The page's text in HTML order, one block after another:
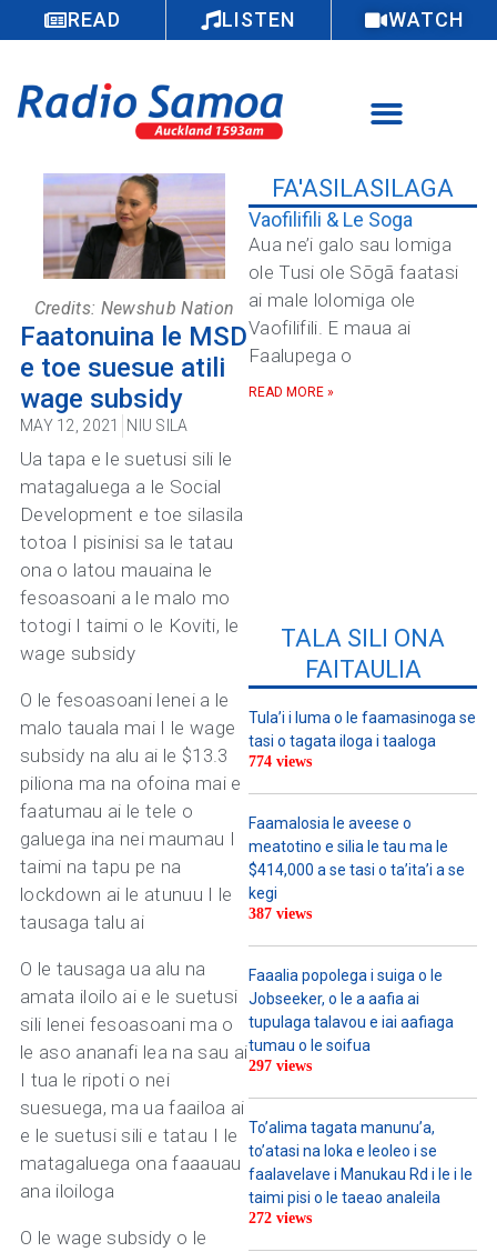
READ LISTEN WATCH
Credits: Newshub Nation
Faatonuina le MSD
e toe suesue atili
wage subsidy
MAY 12, 2021 NIU SILA
Ua tapa e le suetusi sili le
matagaluega a le Social
Development e toe silasila
totoa I pisinisi sa le tatau
ona o latou mauaina le
fesoasoani a le malo mo
totogi I taimi o le Koviti, le
wage subsidy
O le fesoasoani lenei a le
malo tauala mai I le wage
subsidy na alu ai le $13.3
piliona ma na ofoina mai e
faatumau ai le tele o
galuega ina nei maumau I
taimi na tapu pe na
lockdown ai le atunuu I le
tausaga talu ai
O le tausaga ua alu na
amata iloilo ai e le suetusi
sili lenei fesoasoani ma o
le aso ananafi lea na sau ai
I tua le ripoti o nei
suesuega, ma ua faailoa ai
e le suetusi sili e tatau I le
matagaluega ona faaauau
ana iloiloga
O le wage subsidy o le
FA'ASILASILAGA
Vaofilifili & Le Soga
Aua ne’i galo sau lomiga
ole Tusi ole Sōgā faatasi
ai male lolomiga ole
Vaofilifili. E maua ai
Faalupega o
READ MORE »
TALA SILI ONA
FAITAULIA
Tula’i i luma o le faamasinoga se
tasi o tagata iloga i taaloga
774 views
Faamalosia le aveese o
meatotino e silia le tau ma le
$414,000 a se tasi o ta’ita’i a se
kegi
387 views
Faaalia popolega i suiga o le
Jobseeker, o le a aafia ai
tupulaga talavou e iai aafiaga
tumau o le soifua
297 views
To’alima tagata manunu’a,
to’atasi na loka e leoleo i se
faalavelave i Manukau Rd i le i le
taimi pisi o le taeao analeila
272 views